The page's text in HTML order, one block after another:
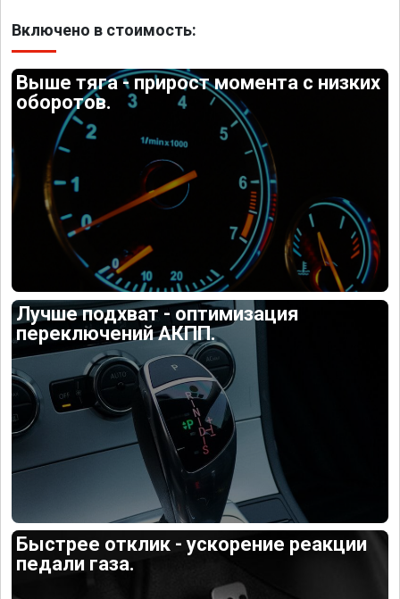
Включено в стоимость:
Выше тяга - прирост момента с низких
оборотов.
Лучше подхват - оптимизация
переключений АКПП.
Быстрее отклик - ускорение реакции
педали газа.